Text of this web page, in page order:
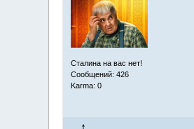
Сталина на вас нет!
Сообщений: 426
Karma: 0